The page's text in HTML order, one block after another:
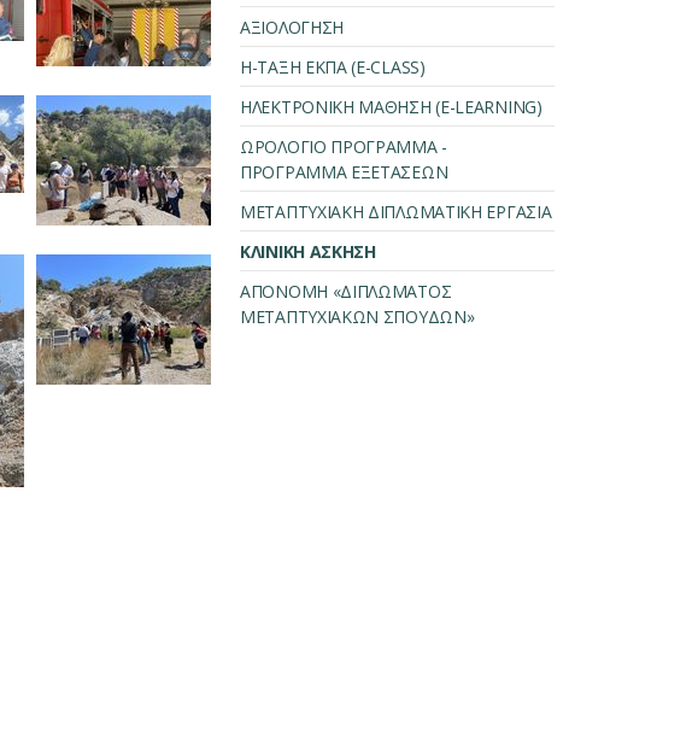
ΑΞΙΟΛΟΓΗΣΗ
Η-ΤΑΞΗ ΕΚΠΑ (E-CLASS)
ΗΛΕΚΤΡΟΝΙΚΗ ΜΑΘΗΣΗ (E-LEARNING)
ΩΡΟΛΟΓΙΟ ΠΡΟΓΡΑΜΜΑ -
ΠΡΟΓΡΑΜΜΑ ΕΞΕΤΑΣΕΩΝ
ΜΕΤΑΠΤΥΧΙΑΚΗ ΔΙΠΛΩΜΑΤΙΚΗ ΕΡΓΑΣΙΑ
ΚΛΙΝΙΚΗ ΑΣΚΗΣΗ
ΑΠΟΝΟΜΗ «ΔΙΠΛΩΜΑΤΟΣ
ΜΕΤΑΠΤΥΧΙΑΚΩΝ ΣΠΟΥΔΩΝ»